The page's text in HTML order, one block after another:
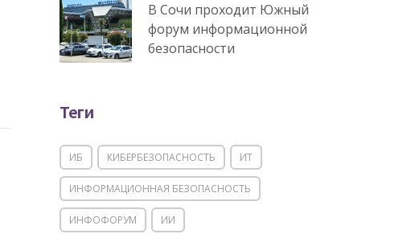
В Сочи проходит Южный
форум информационной
безопасности
Теги
ИБ КИБЕРБЕЗОПАСНОСТЬ ИТ
ИНФОРМАЦИОННАЯ БЕЗОПАСНОСТЬ
ИНФОФОРУМ ИИ